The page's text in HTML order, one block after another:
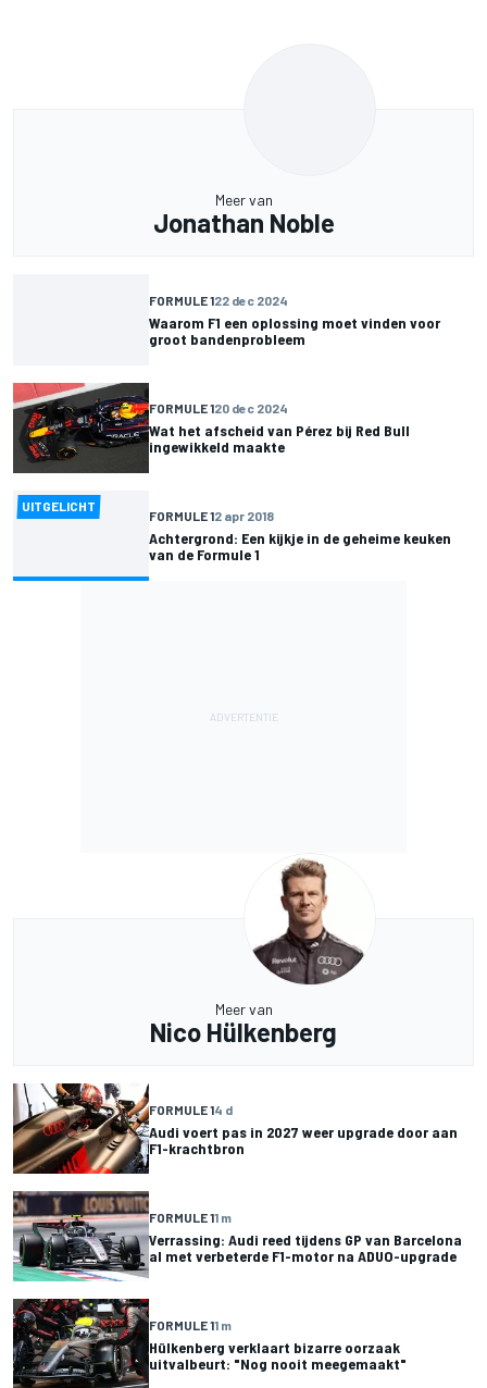
Meer van
Jonathan Noble
FORMULE 122 dec 2024
Waarom F1 een oplossing moet vinden voor
groot bandenprobleem
FORMULE 120 dec 2024
Wat het afscheid van Pérez bij Red Bull
ingewikkeld maakte
UITGELICHT
FORMULE 12 apr 2018
Achtergrond: Een kijkje in de geheime keuken
van de Formule 1
Meer van
Nico Hülkenberg
FORMULE 14 d
Audi voert pas in 2027 weer upgrade door aan
F1-krachtbron
FORMULE 11 m
Verrassing: Audi reed tijdens GP van Barcelona
al met verbeterde F1-motor na ADUO-upgrade
FORMULE 11 m
Hülkenberg verklaart bizarre oorzaak
uitvalbeurt: "Nog nooit meegemaakt"